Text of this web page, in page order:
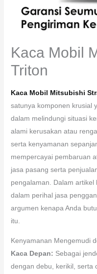
Kaca Mobil
Triton
Kaca Mobil Mitsubishi
satunya komponen krusial
dalam melindungi situasi
alami kerusakan atau
serta kenyamanan
mempercayai pembaruan
jasa pasang serta
pengalaman. Dalam
dalam perihal jasa
argumen kenapa Anda
itu.
Kenyamanan Mengemudi
Kaca Depan: Sebagai
dengan debu, kerikil, serta